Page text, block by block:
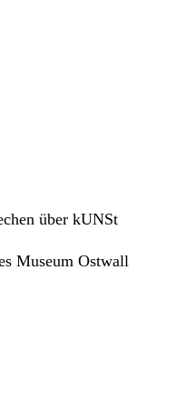
über kUNSt
Museum Ostwall